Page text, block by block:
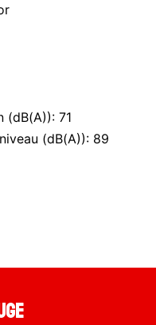
(dB(A)): 71
(dB(A)): 89